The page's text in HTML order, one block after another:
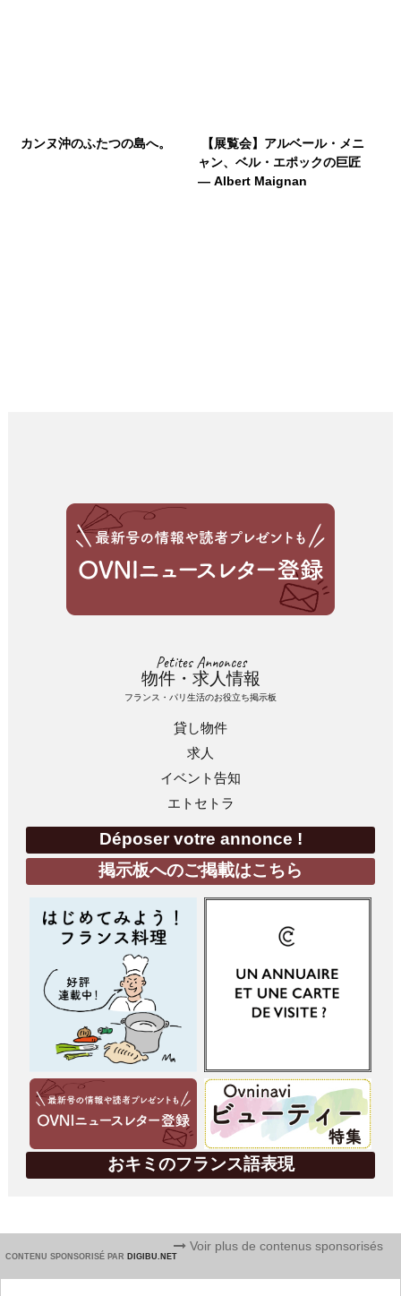
カンヌ沖のふたつの島へ。
【展覧会】アルベール・メニ
ャン、ベル・エポックの巨匠
― Albert Maignan
Petites Annonces
物件・求人情報
フランス・パリ生活のお役立ち掲示板
貸し物件
求人
イベント告知
エトセトラ
Déposer votre annonce !
掲示板へのご掲載はこちら
おキミのフランス語表現
CONTENU SPONSORISÉ PAR DIGIBU.NET
Voir plus de contenus sponsorisés